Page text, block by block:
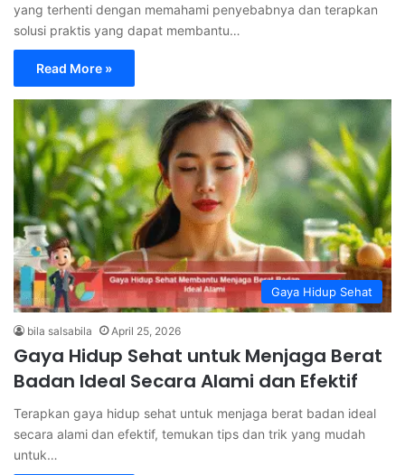
yang terhenti dengan memahami penyebabnya dan terapkan
solusi praktis yang dapat membantu…
Read More »
Gaya Hidup Sehat
bila salsabila April 25, 2026
Gaya Hidup Sehat untuk Menjaga Berat
Badan Ideal Secara Alami dan Efektif
Terapkan gaya hidup sehat untuk menjaga berat badan ideal
secara alami dan efektif, temukan tips dan trik yang mudah
untuk…